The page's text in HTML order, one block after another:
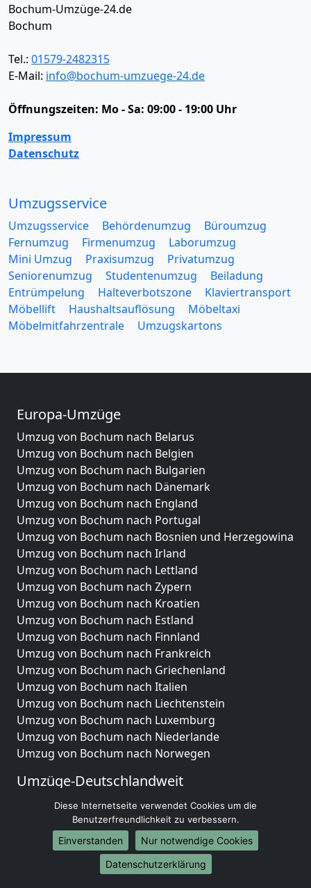
Bochum-Umzüge-24.de
Bochum
Tel.: 01579-2482315
E-Mail: info@bochum-umzuege-24.de
Öffnungszeiten: Mo - Sa: 09:00 - 19:00 Uhr
Impressum
Datenschutz
Umzugsservice
Umzugsservice Behördenumzug
Büroumzug
Fernumzug
Firmenumzug
Laborumzug
Mini Umzug
Praxisumzug
Privatumzug
Seniorenumzug
Studentenumzug
Beiladung
Entrümpelung
Halteverbotszone
Klaviertransport
Möbellift
Haushaltsauflösung
Möbeltaxi
Möbelmitfahrzentrale
Umzugskartons
Europa-Umzüge
Umzug von Bochum nach Belarus
Umzug von Bochum nach Belgien
Umzug von Bochum nach Bulgarien
Umzug von Bochum nach Dänemark
Umzug von Bochum nach England
Umzug von Bochum nach Portugal
Umzug von Bochum nach Bosnien und Herzegowina
Umzug von Bochum nach Irland
Umzug von Bochum nach Lettland
Umzug von Bochum nach Zypern
Umzug von Bochum nach Kroatien
Umzug von Bochum nach Estland
Umzug von Bochum nach Finnland
Umzug von Bochum nach Frankreich
Umzug von Bochum nach Griechenland
Umzug von Bochum nach Italien
Umzug von Bochum nach Liechtenstein
Umzug von Bochum nach Luxemburg
Umzug von Bochum nach Niederlande
Umzug von Bochum nach Norwegen
Umzüge-Deutschlandweit
Umzug von Bochum nach Berlin
Umzug von Bochum nach Hamburg
Umzug von Bochum nach München
Umzug von Bochum nach Köln
Umzug von Bochum nach Frankfurt am Main
Diese Internetseite verwendet Cookies um die
Benutzerfreundlichkeit zu verbessern.
Einverstanden
Nur notwendige Cookies
Datenschutzerklärung